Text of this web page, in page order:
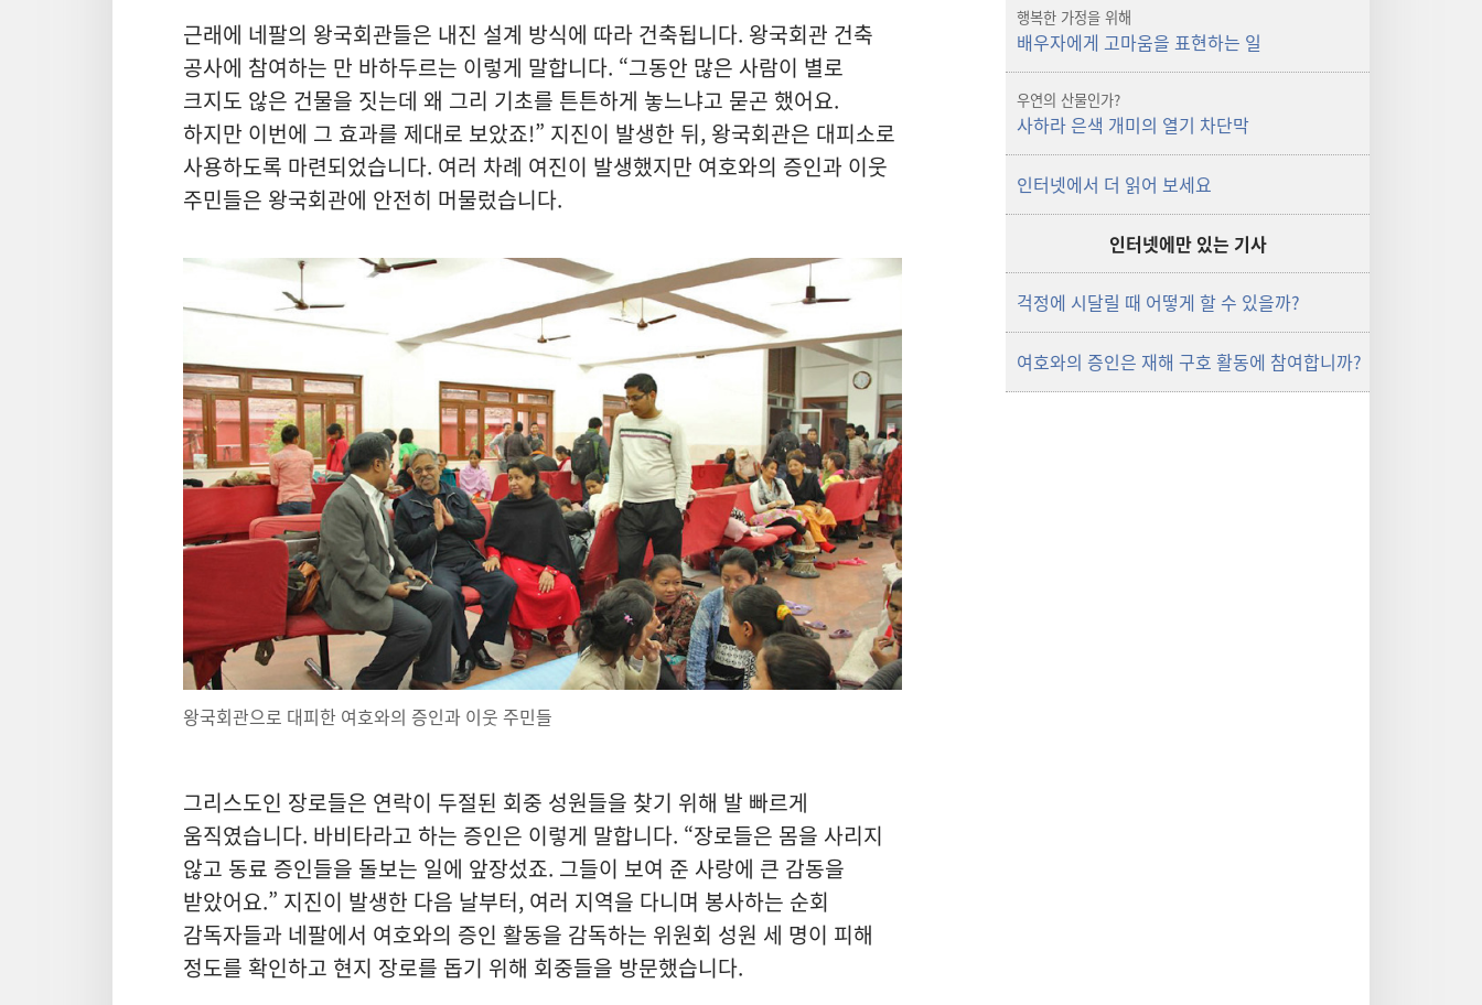
근래에 네팔의 왕국회관들은 내진 설계 방식에 따라 건축됩니다. 왕국회관 건축
공사에 참여하는 만 바하두르는 이렇게 말합니다. “그동안 많은 사람이 별로
크지도 않은 건물을 짓는데 왜 그리 기초를 튼튼하게 놓느냐고 묻곤 했어요.
하지만 이번에 그 효과를 제대로 보았죠!” 지진이 발생한 뒤, 왕국회관은 대피소로
사용하도록 마련되었습니다. 여러 차례 여진이 발생했지만 여호와의 증인과 이웃
주민들은 왕국회관에 안전히 머물렀습니다.
왕국회관으로 대피한 여호와의 증인과 이웃 주민들
그리스도인 장로들은 연락이 두절된 회중 성원들을 찾기 위해 발 빠르게
움직였습니다. 바비타라고 하는 증인은 이렇게 말합니다. “장로들은 몸을 사리지
않고 동료 증인들을 돌보는 일에 앞장섰죠. 그들이 보여 준 사랑에 큰 감동을
받았어요.” 지진이 발생한 다음 날부터, 여러 지역을 다니며 봉사하는 순회
감독자들과 네팔에서 여호와의 증인 활동을 감독하는 위원회 성원 세 명이 피해
정도를 확인하고 현지 장로를 돕기 위해 회중들을 방문했습니다.
행복한 가정을 위해
배우자에게 고마움을 표현하는 일
우연의 산물인가?
사하라 은색 개미의 열기 차단막
인터넷에서 더 읽어 보세요
인터넷에만 있는 기사
걱정에 시달릴 때 어떻게 할 수 있을까?
여호와의 증인은 재해 구호 활동에 참여합니까?